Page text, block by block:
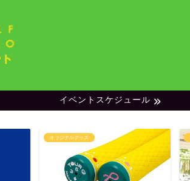
イベントスケジュール
ゴルフ女子